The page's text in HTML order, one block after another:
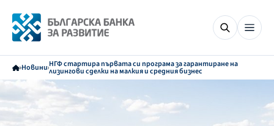
Новини НГФ стартира първата си програма за гарантиране на
лизингови сделки на малкия и средния бизнес